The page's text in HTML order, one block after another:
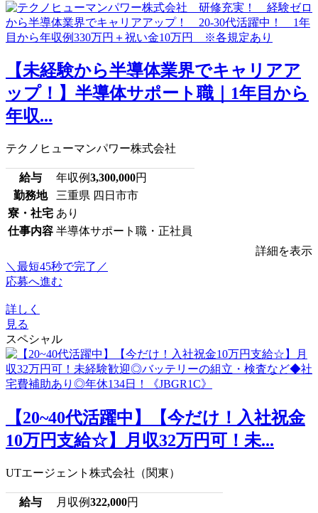
【未経験から半導体業界でキャリアア
ップ！】半導体サポート職｜1年目から
年収...
テクノヒューマンパワー株式会社
給与 年収例3,300,000円
勤務地
三重県 四日市市
寮・社宅 あり
仕事内容 半導体サポート職・正社員
詳細を表示
＼最短45秒で完了／
応募へ進む
詳しく
見る
スペシャル
【20~40代活躍中】【今だけ！入社祝金
10万円支給☆】月収32万円可！未...
UTエージェント株式会社（関東）
給与 月収例322,000円